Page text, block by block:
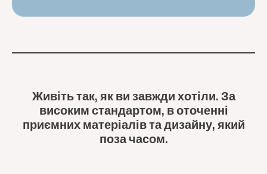
Живіть так, як ви завжди хотіли. За
високим стандартом, в оточенні
приємних матеріалів та дизайну, який
поза часом.